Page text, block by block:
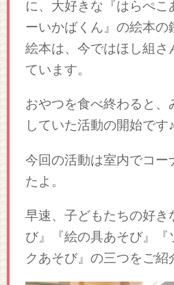
に、大好きな『はらぺこ
ーいかばくん』の絵本の
絵本は、今ではほし組さ
ています。
おやつを食べ終わると、
していた活動の開始です♪
今回の活動は室内でコー
たよ。
早速、子どもたちの好き
び』『絵の具あそび』『
クあそび』の三つをご紹